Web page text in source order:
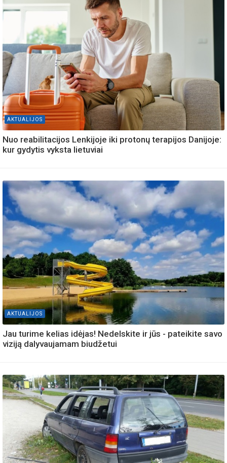
AKTUALIJOS
Nuo reabilitacijos Lenkijoje iki protonų terapijos Danijoje:
kur gydytis vyksta lietuviai
AKTUALIJOS
Jau turime kelias idėjas! Nedelskite ir jūs - pateikite savo
viziją dalyvaujamam biudžetui